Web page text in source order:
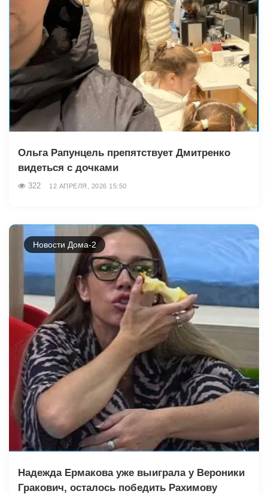
Ольга Рапунцель препятствует Дмитренко
видеться с дочками
322 12 АПРЕЛЯ, 2026 15:50
Новости Дома-2
Надежда Ермакова уже выиграла у Вероники
Гракович, осталось победить Рахимову